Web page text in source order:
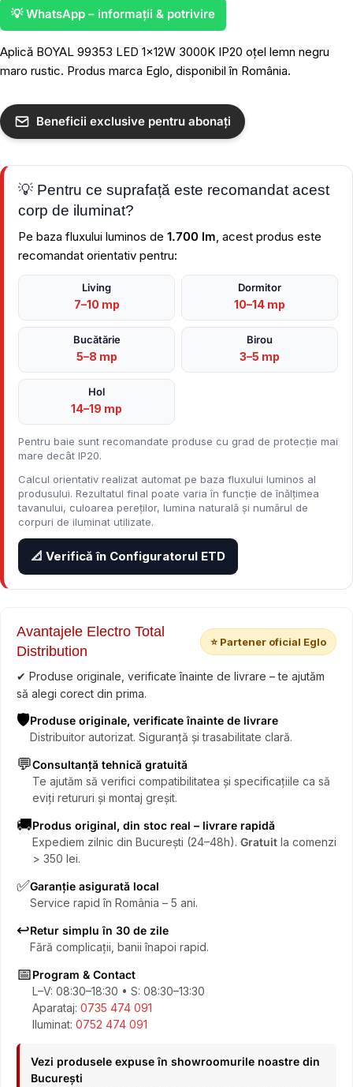
💡 WhatsApp – informații & potrivire
Aplică BOYAL 99353 LED 1x12W 3000K IP20 oțel lemn negru
maro rustic. Produs marca Eglo, disponibil în România.
Beneficii exclusive pentru abonați
💡 Pentru ce suprafață este recomandat acest
corp de iluminat?
Pe baza fluxului luminos de 1.700 lm, acest produs este
recomandat orientativ pentru:
Living
7–10 mp
Dormitor
10–14 mp
Bucătărie
5–8 mp
Birou
3–5 mp
Hol
14–19 mp
Pentru baie sunt recomandate produse cu grad de protecție mai
mare decât IP20.
Calcul orientativ realizat automat pe baza fluxului luminos al
produsului. Rezultatul final poate varia în funcție de înălțimea
tavanului, culoarea pereților, lumina naturală și numărul de
corpuri de iluminat utilizate.
📐 Verifică în Configuratorul ETD
Avantajele Electro Total
Distribution
⭐ Partener oficial Eglo
✔ Produse originale, verificate înainte de livrare – te ajutăm
să alegi corect din prima.
🛡️Produse originale, verificate înainte de livrare
Distribuitor autorizat. Siguranță și trasabilitate clară.
💬Consultanță tehnică gratuită
Te ajutăm să verifici compatibilitatea și specificațiile ca să
eviți retururi și montaj greșit.
🚚Produs original, din stoc real – livrare rapidă
Expediem zilnic din București (24–48h). Gratuit la comenzi
> 350 lei.
✅Garanție asigurată local
Service rapid în România – 5 ani.
↩️Retur simplu în 30 de zile
Fără complicații, banii înapoi rapid.
📅Program & Contact
L–V: 08:30–18:30 • S: 08:30–13:30
Aparataj: 0735 474 091
Iluminat: 0752 474 091
Vezi produsele expuse în showroomurile noastre din
București